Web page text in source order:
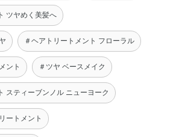
ツヤめく美髪へ
＃ヘアトリートメント フローラル
ント ＃ツヤ ベースメイク
スティーブンノル ニューヨーク
ートメント